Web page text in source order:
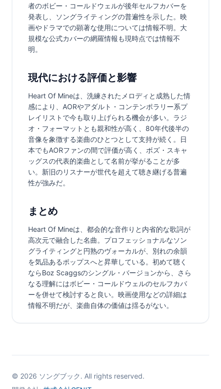
者のボビー・コールドウェルが後年セルフカバーを
発表し、ソングライティングの普遍性を示した。映
画やドラマでの顕著な使用については情報不明。大
規模な公式カバーの網羅情報も現時点では情報不
明。
現代における評価と影響
Heart Of Mineは、洗練されたメロディと成熟した情
感により、AORやアダルト・コンテンポラリー系プ
レイリストで今も取り上げられる機会が多い。ラジ
オ・フォーマットとも親和性が高く、80年代後半の
音像を象徴する楽曲のひとつとして支持が続く。日
本でもAORファンの間で評価が高く、ボズ・スキャ
ッグスの代表的楽曲として名前が挙がることが多
い。新旧のリスナーが世代を超えて聴き継げる普遍
性が強みだ。
まとめ
Heart Of Mineは、都会的な音作りと内省的な歌詞が
高次元で融合した名曲。プロフェッショナルなソン
グライティングと円熟のヴォーカルが、別れの余韻
を気品あるポップスへと昇華している。初めて聴く
ならBoz Scaggsのシングル・バージョンから、さら
なる理解にはボビー・コールドウェルのセルフカバ
ーを併せて検討すると良い。映画使用などの詳細は
情報不明だが、楽曲自体の価値は揺るがない。
© 2026 ソングブック. All rights reserved.